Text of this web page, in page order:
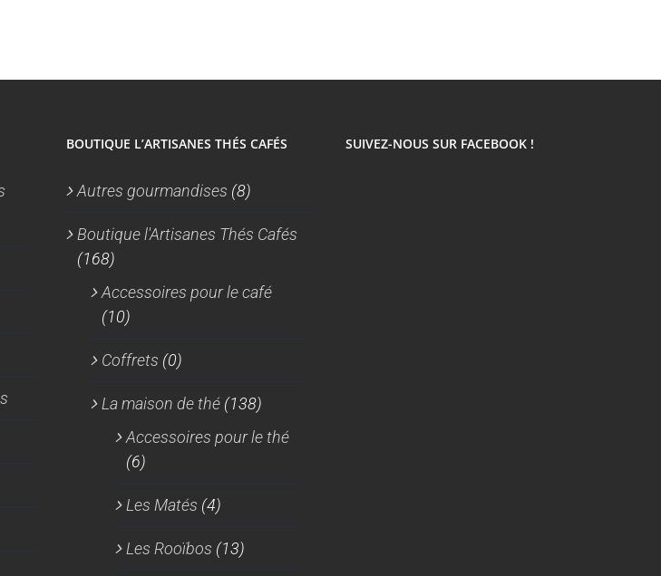
BOUTIQUE L’ARTISANES THÉS CAFÉS
Autres gourmandises (8)
Boutique l'Artisanes Thés Cafés
(168)
Accessoires pour le café
(10)
Coffrets (0)
La maison de thé (138)
Accessoires pour le thé
(6)
Les Matés (4)
Les Rooïbos (13)
SUIVEZ-NOUS SUR FACEBOOK !